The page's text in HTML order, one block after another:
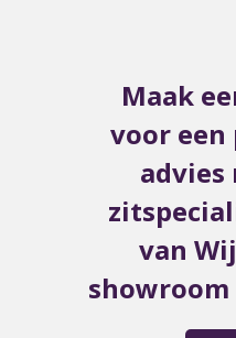
Maak
voor
advies
van